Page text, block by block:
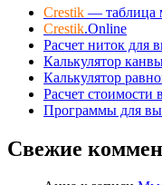
Crestik — таблица
Crestik.Online
Расчет ниток для
Калькулятор
Калькулятор
Расчет
Программы для
Свежие